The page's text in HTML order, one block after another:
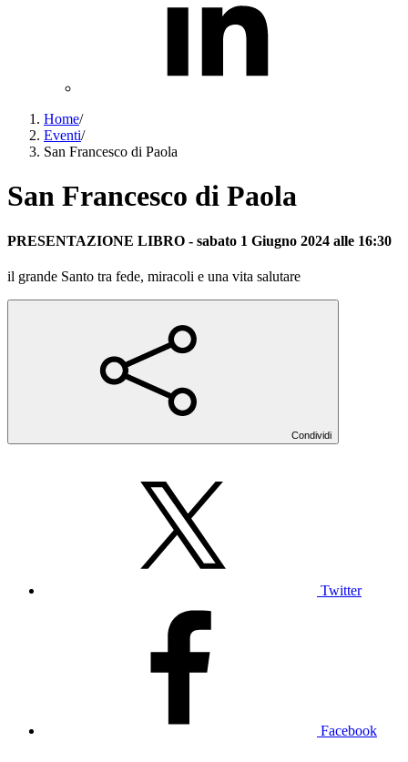
Home/
Eventi/
San Francesco di Paola
San Francesco di Paola
PRESENTAZIONE LIBRO - sabato 1 Giugno 2024 alle 16:30
il grande Santo tra fede, miracoli e una vita salutare
Condividi
Twitter
Facebook